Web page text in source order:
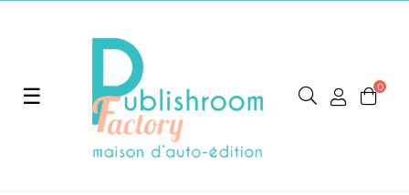
Basculer
navigation
☰ 0